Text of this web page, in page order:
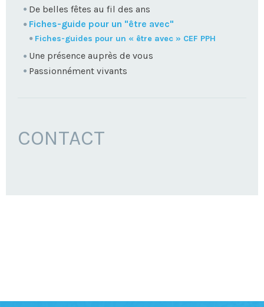
De belles fêtes au fil des ans
Fiches-guide pour un "être avec"
Fiches-guides pour un « être avec » CEF PPH
Une présence auprès de vous
Passionnément vivants
CONTACT